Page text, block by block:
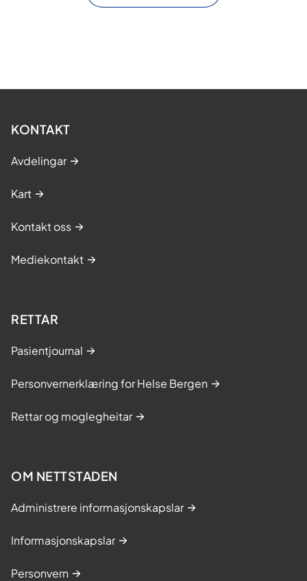
KONTAKT
Avdelingar
Kart
Kontakt oss
Mediekontakt
RETTAR
Pasientjournal
Personvernerklæring for Helse Bergen
Rettar og moglegheitar
OM NETTSTADEN
Administrere informasjonskapslar
Informasjonskapslar
Personvern